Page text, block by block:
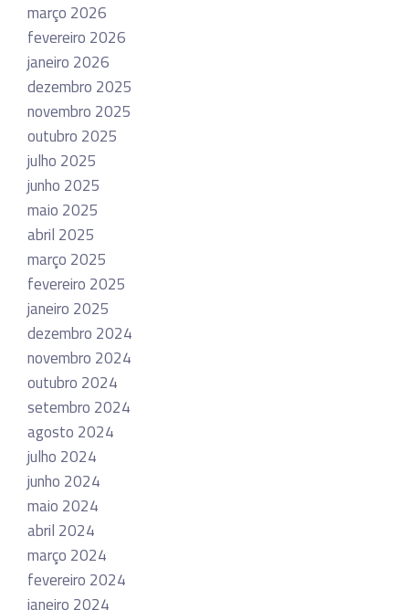
março 2026
fevereiro 2026
janeiro 2026
dezembro 2025
novembro 2025
outubro 2025
julho 2025
junho 2025
maio 2025
abril 2025
março 2025
fevereiro 2025
janeiro 2025
dezembro 2024
novembro 2024
outubro 2024
setembro 2024
agosto 2024
julho 2024
junho 2024
maio 2024
abril 2024
março 2024
fevereiro 2024
janeiro 2024